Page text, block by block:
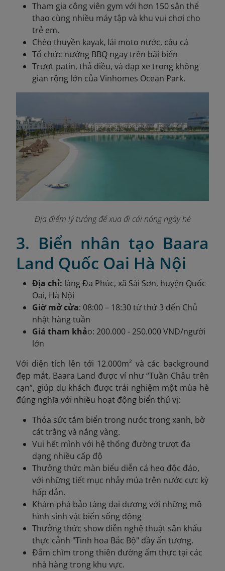
Tham gia công viên gym với hơn 150 sân thể
thao cùng nhiều máy tập và khu vui chơi cho
trẻ em.
Chèo thuyền kayak, lái moto nước, câu cá
Tổ chức nướng BBQ ngay trên bãi biển
Trượt patin, thả diều, và đạp xe trong không
gian rộng lớn của Vinhomes Ocean Park.
Địa điểm lý tưởng để xua đi cái nóng ngày hè
3. Biển nhân tạo Baara
Land Quốc Oai Hà Nội
Địa chỉ: làng Đa Phúc, xã Sài Sơn, huyện Quốc
Oai, Hà Nội
Giờ mở cửa: 08:00 – 18:30 từ thứ 3 đến Chủ
nhật hàng tuần
Giá tham khảo: 200.000 - 250.000 VND/người
lớn
Với diện tích lên tới 12.000m² và các background
đẹp mắt, Baara Land được ví như “Tuần Châu trên
cạn”, giúp du khách được trải nghiệm một mùa hè
đúng nghĩa với nhiều hoạt động biển thú vị:
Thỏa sức tắm biển trong nước trong xanh, bờ
cát trắng và nắng vàng.
Vui hết mình với hệ thống đường trượt đa
dạng nhiều cấp độ
Thưởng thức màn biểu diễn cá heo độc đáo,
với những tiết mục nhảy múa trên nước cực kỳ
hấp dẫn.
Khám phá bảo tàng đại dương với những mô
hình sinh vật biển sống động
Thưởng thức show diễn nghệ thuật sân khấu
thực cảnh "Tinh hoa Bắc Bộ" đầy ấn tượng.
Đắm chìm trong thiên đường ẩm thực tại các
nhà hàng trong khu vực.